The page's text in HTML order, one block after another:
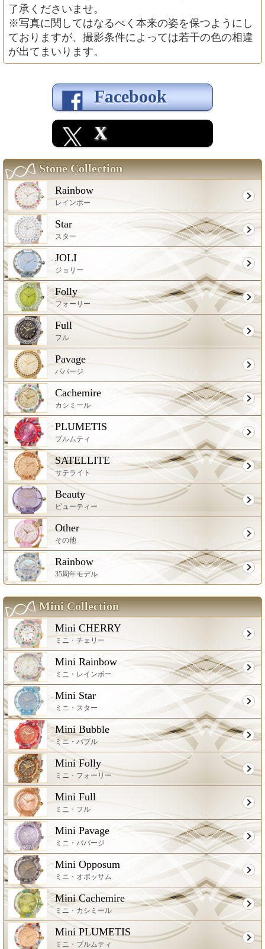
了承くださいませ。
※写真に関してはなるべく本来の姿を保つようにし
ておりますが、撮影条件によっては若干の色の相違
が出てまいります。
Facebook
X
Stone Collection
Rainbow
レインボー
Star
スター
JOLI
ジョリー
Folly
フォーリー
Full
フル
Pavage
パバージ
Cachemire
カシミール
PLUMETIS
プルムティ
SATELLITE
サテライト
Beauty
ビューティー
Other
その他
Rainbow
35周年モデル
Mini Collection
Mini CHERRY
ミニ・チェリー
Mini Rainbow
ミニ・レインボー
Mini Star
ミニ・スター
Mini Bubble
ミニ・バブル
Mini Folly
ミニ・フォーリー
Mini Full
ミニ・フル
Mini Pavage
ミニ・パバージ
Mini Opposum
ミニ・オポッサム
Mini Cachemire
ミニ・カシミール
Mini PLUMETIS
ミニ・プルムティ